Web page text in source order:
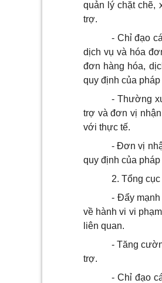
quản lý chặt chẽ,
trợ.
- Chỉ đạo
dịch vụ và hóa
đơn hàng hóa,
quy định của pháp
- Thường
trợ và đơn vị
với thực tế.
- Đơn vị
quy định của pháp
2. Tổng
- Đẩy mạnh
về hành vi vi
liên quan.
- Tăng
trợ.
- Chỉ đạo